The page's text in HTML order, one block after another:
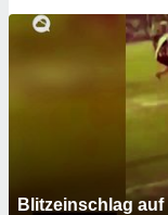
Blitzeinschlag